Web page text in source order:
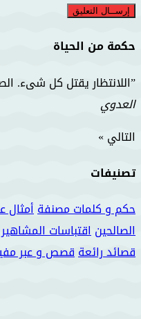
حكمة من الحياة
اللانتظار يقتل كل شىء.
العدوي
التالي »
تصنيفات
حكم و كلمات مصنفةأمثال
الصالحيناقتباسات المشاهير
قصائد رائعةقصص و عبر